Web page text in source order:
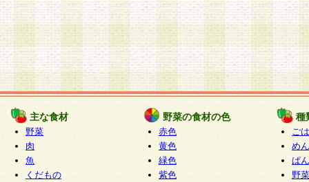
主な食材
野菜
肉
魚
くだもの
野菜の食材の色
赤色
黄色
緑色
紫色
種
ご
めん
ぱん
野